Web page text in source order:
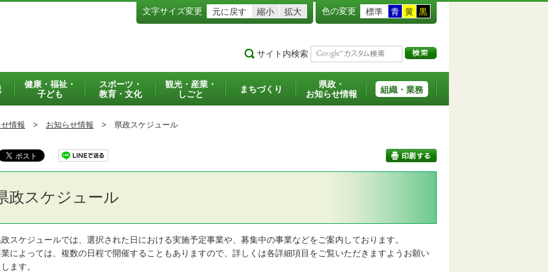
文字サイズ変更 元に戻す 縮小 拡大 色の変更 標準 青 黄 黒
サイト内検索
健康・福祉・
子ども
スポーツ・
教育・文化
観光・産業・
しごと
まちづくり
県政・
お知らせ情報
組織・業務
情報 > お知らせ情報 > 県政スケジュール
政スケジュール
スケジュールでは、選択された日における実施予定事業や、募集中の事業などをご案内しております。
によっては、複数の日程で開催することもありますので、詳しくは各詳細項目をご覧いただきますようお願い
ます。